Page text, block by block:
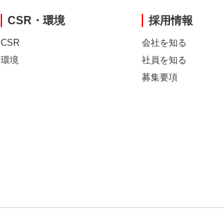
CSR・環境
CSR
環境
採用情報
会社を知る
社員を知る
募集要項